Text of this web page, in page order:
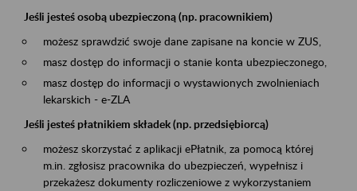
Jeśli jesteś osobą ubezpieczoną (np. pracownikiem)
możesz sprawdzić swoje dane zapisane na koncie w ZUS,
masz dostęp do informacji o stanie konta ubezpieczonego,
masz dostęp do informacji o wystawionych zwolnieniach
lekarskich - e-ZLA
Jeśli jesteś płatnikiem składek (np. przedsiębiorcą)
możesz skorzystać z aplikacji ePłatnik, za pomocą której
m.in. zgłosisz pracownika do ubezpieczeń, wypełnisz i
przekażesz dokumenty rozliczeniowe z wykorzystaniem